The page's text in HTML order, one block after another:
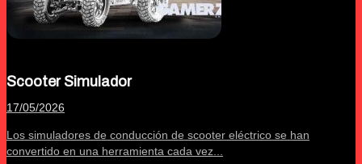
Scooter Simulador
17/05/2026
Los simuladores de conducción de scooter eléctrico se han
convertido en una herramienta cada vez...